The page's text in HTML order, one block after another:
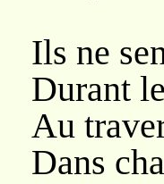
Ils ne
Durant
Au
Dans